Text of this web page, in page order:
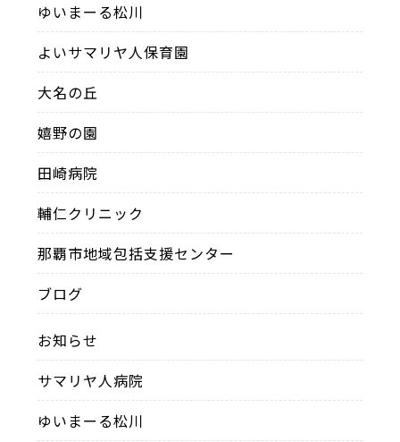
ゆいまーる松川
よいサマリヤ人保育園
大名の丘
嬉野の園
田崎病院
輔仁クリニック
那覇市地域包括支援センター
ブログ
お知らせ
サマリヤ人病院
ゆいまーる松川